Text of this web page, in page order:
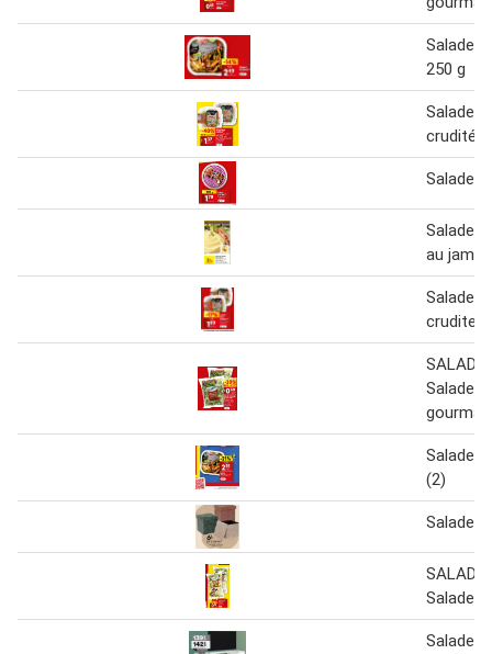
Salade
250 g
Salade
crudités
Salade
Salade
au
Salade
crudites
Salade
Salade
(2)
Salade
Salade
Salade